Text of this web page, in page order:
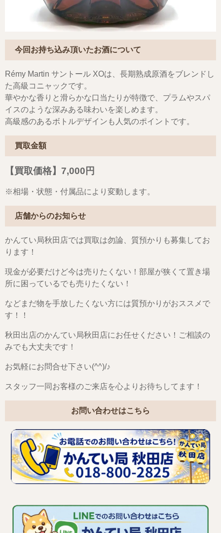
今回お持ち込み頂いたお酒について
Rémy Martin サントール XOは、長期熟成原酒をブレンドし
た高級コニャックです。
華やかな香りと滑らかな口当たりが特徴で、プラムやスパ
イスのような深みある味わいを楽しめます。
高級感のあるボトルデザインも人気のポイントです。
買取金額
【買取価格】7,000 円
※相場・状態・付属品により変動します。
店舗からのお知らせ
かんてい局秋田店では買取は勿論、質預かりも募集してお
ります！
現金が必要だけど今は売りたくない！部屋が狭くて置き場
所に困っているでも売りたくない！
などまだ物を手放したくない方には質預かりがおススメで
す！！
秋田出店のかんてい局秋田店にお任せください！ご相談の
みでも大丈夫です！
お気軽にお問合せ下さい(^^)/♪
スタッフ一同お客様のご来店を心よりお待ちしてます！
お問い合わせはこちら